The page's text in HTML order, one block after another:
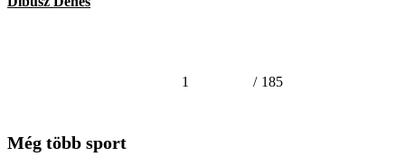
1 / 185
Még több sport